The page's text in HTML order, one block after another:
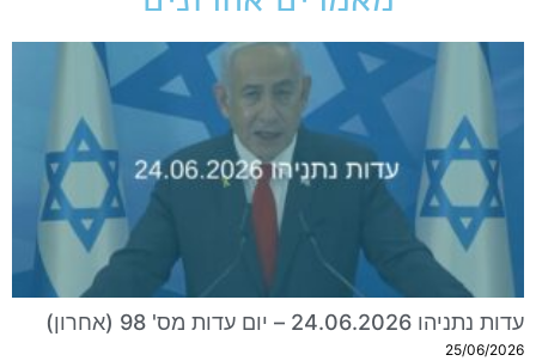
עדות נתניהו 24.06.2026 – יום עדות מס' 98 (אחרון)
25/06/2026